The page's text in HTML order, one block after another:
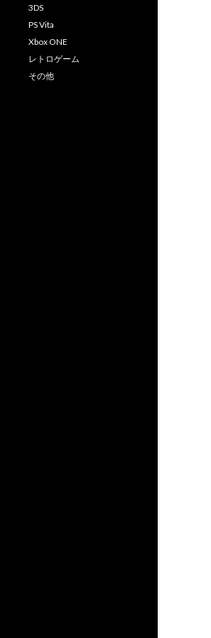
3DS
PS Vita
Xbox ONE
レトロゲーム
その他